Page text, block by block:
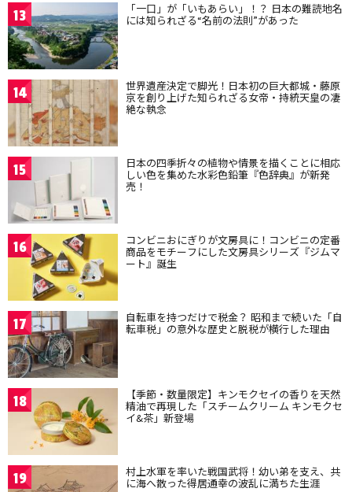
13 「一口」が「いもあらい」！？ 日本の難読地名
には知られざる“名前の法則”があった
14 世界遺産決定で脚光！日本初の巨大都城・藤原
京を創り上げた知られざる女帝・持統天皇の凄
絶な執念
15 日本の四季折々の植物や情景を描くことに相応
しい色を集めた水彩色鉛筆『色辞典』が新発
売！
16 コンビニおにぎりが文房具に！コンビニの定番
商品をモチーフにした文房具シリーズ『ジムマ
ート』誕生
17 自転車を持つだけで税金？ 昭和まで続いた「自
転車税」の意外な歴史と脱税が横行した理由
18 【季節・数量限定】キンモクセイの香りを天然
精油で再現した「スチームクリーム キンモクセ
イ&茶」新登場
19 村上水軍を率いた戦国武将！幼い弟を支え、共
に海へ散った得居通幸の波乱に満ちた生涯